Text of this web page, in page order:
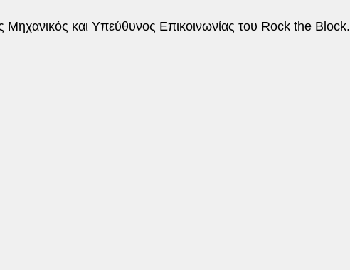
Μηχανικός και Υπεύθυνος Επικοινωνίας του Rock the Block.